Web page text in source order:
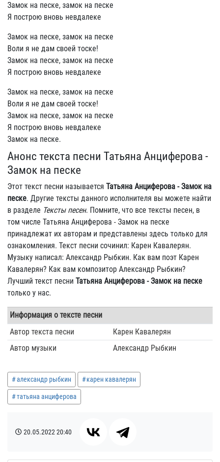
Замок на песке, замок на песке
Я построю вновь невдалеке
Замок на песке, замок на песке
Воли я не дам своей тоске!
Замок на песке, замок на песке
Я построю вновь невдалеке
Замок на песке, замок на песке
Воли я не дам своей тоске!
Замок на песке, замок на песке
Я построю вновь невдалеке
Замок на песке.
Анонс текста песни Татьяна Анциферова -
Замок на песке
Этот текст песни называется Татьяна Анциферова - Замок на
песке. Другие тексты данного исполнителя вы можете найти
в разделе Тексты песен. Помните, что все тексты песен, в
том числе Татьяна Анциферова - Замок на песке
принадлежат их авторам и представлены здесь только для
ознакомления. Текст песни сочинил: Карен Кавалерян.
Музыку написал: Александр Рыбкин. Как вам поэт Карен
Кавалерян? Как вам композитор Александр Рыбкин?
Лучший текст песни Татьяна Анциферова - Замок на песке
только у нас.
Информация о тексте песни
Автор текста песни
Карен Кавалерян
Автор музыки
Александр Рыбкин
александр рыбкин карен кавалерян
татьяна анциферова
20.05.202220:40